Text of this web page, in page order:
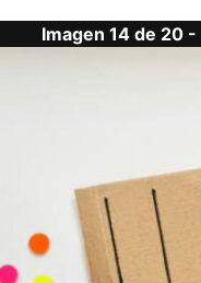
Imagen 14 de 20 -